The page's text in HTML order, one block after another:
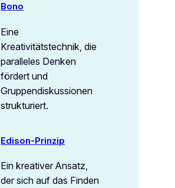
Bono
Eine
Kreativitätstechnik, die
paralleles Denken
fördert und
Gruppendiskussionen
strukturiert.
Edison-Prinzip
Ein kreativer Ansatz,
der sich auf das Finden